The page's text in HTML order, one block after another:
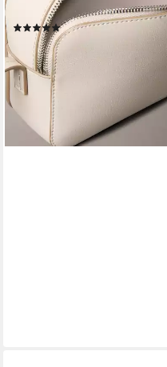
Umhängetasche in klassischer
Optik
(2)
42,14 € UVP
-58%
lieferbar - in 2-3 Werktagen bei dir